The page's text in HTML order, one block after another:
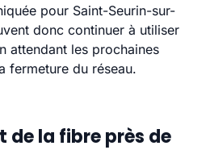
pour Saint-Seurin-sur-
donc continuer à utiliser
attendant les prochaines
fermeture du réseau.
de la fibre près de